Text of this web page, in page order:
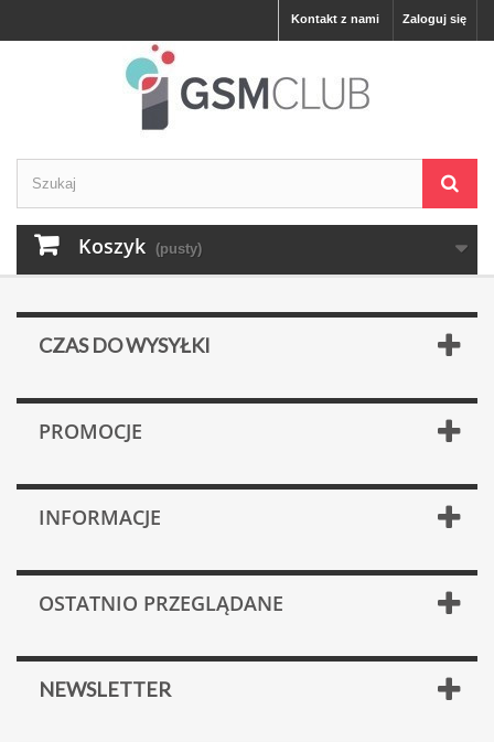
Zaloguj się
Kontakt z nami
Koszyk (pusty)
CZAS DO WYSYŁKI
PROMOCJE
INFORMACJE
OSTATNIO PRZEGLĄDANE
NEWSLETTER